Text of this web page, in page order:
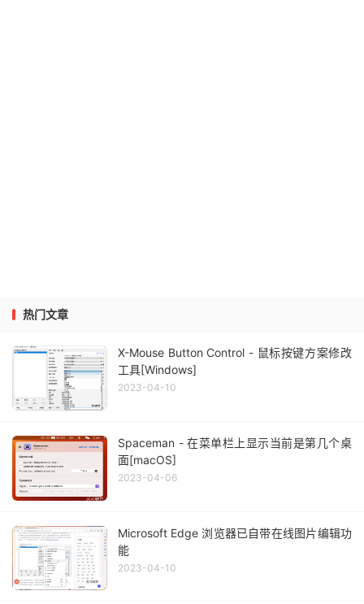
热门文章
X-Mouse Button Control - 鼠标按键方案修改
工具[Windows]
2023-04-10
Spaceman - 在菜单栏上显示当前是第几个桌
面[macOS]
2023-04-06
Microsoft Edge 浏览器已自带在线图片编辑功
能
2023-04-10